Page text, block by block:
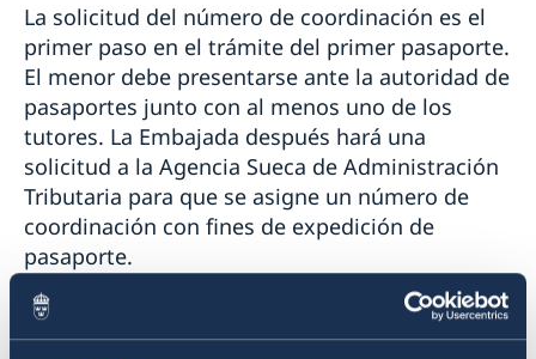
La solicitud del número de coordinación es el
primer paso en el trámite del primer pasaporte.
El menor debe presentarse ante la autoridad de
pasaportes junto con al menos uno de los
tutores. La Embajada después hará una
solicitud a la Agencia Sueca de Administración
Tributaria para que se asigne un número de
coordinación con fines de expedición de
pasaporte.
Una vez que Agencia Sueca de Administración